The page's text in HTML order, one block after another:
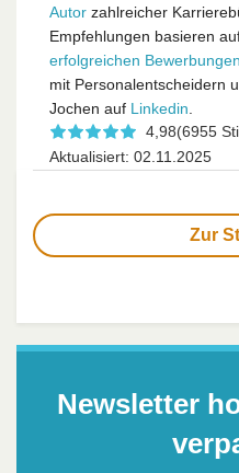
Autor zahlreicher
Empfehlungen basieren
erfolgreichen Bewerbungen
mit Personalentscheidern
Jochen auf Linkedin.
4,98(6955
Aktualisiert: 02.11.2025
Zur
Newsletter